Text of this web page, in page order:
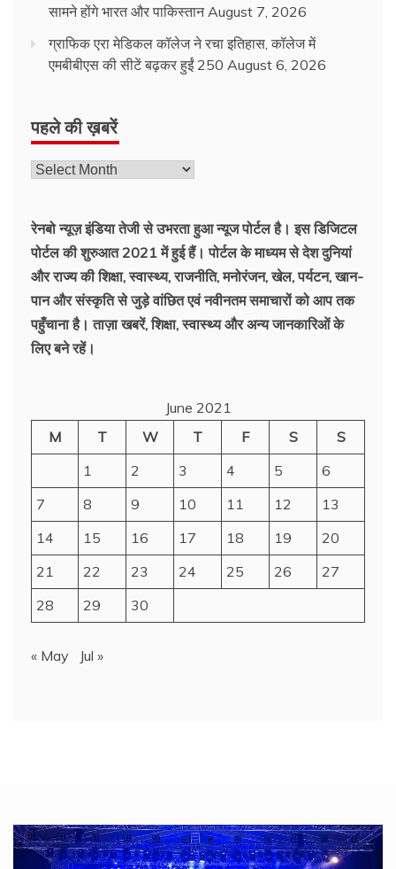
सामने होंगे भारत और पाकिस्तान August 7, 2026
ग्राफिक एरा मेडिकल कॉलेज ने रचा इतिहास, कॉलेज में
एमबीबीएस की सीटें बढ़कर हुईं 250 August 6, 2026
पहले की ख़बरें
रेनबो न्यूज़ इंडिया तेजी से उभरता हुआ न्‍यूज पोर्टल है। इस डिजिटल
पोर्टल की शुरुआत 2021 में हुई हैं। पोर्टल के माध्यम से देश दुनियां
और राज्य की शिक्षा, स्वास्थ्य, राजनीति, मनोरंजन, खेल, पर्यटन, खान-
पान और संस्कृति से जुड़े वांछित एवं नवीनतम समाचारों को आप तक
पहुँचाना है। ताज़ा खबरें, शिक्षा, स्वास्थ्य और अन्य जानकारिओं के
लिए बने रहें।
June 2021
M
T W T F S
S
1
2 3 4 5
6
7
8 9 10 11 12
13
14
15 16 17 18 19
20
21
22 23 24 25 26
27
28
29 30
« May Jul »
Video
Player